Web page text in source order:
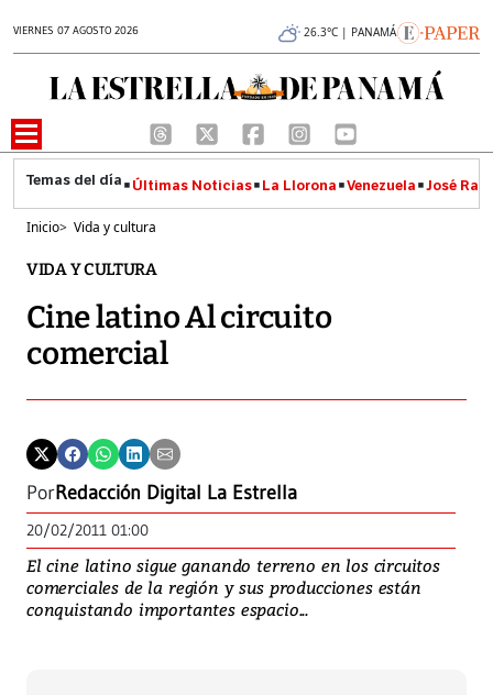
VIERNES 07 AGOSTO 2026 26.3°C | PANAMÁ
Últimas Noticias La Llorona Venezuela José
Inicio> Vida y cultura
VIDA Y CULTURA
Cine latino Al circuito
comercial
PorRedacción Digital La Estrella
20/02/2011 01:00
El cine latino sigue ganando terreno en los circuitos
comerciales de la región y sus producciones están
conquistando importantes espacio...